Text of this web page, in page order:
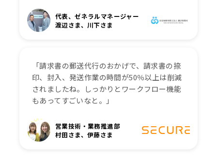
代表、ゼネラルマネージャー
渡辺さま、川下さま
「請求書の郵送代行のおかげで、請求書の捺
印、封入、発送作業の時間が50％以上は削減
されましたね。しっかりとワークフロー機能
もあってすごいなと。」
営業技術・業務推進部
村田さま、伊藤さま